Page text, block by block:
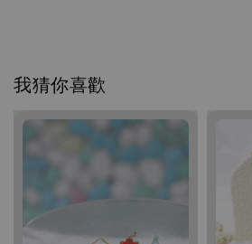
我猜你喜歡